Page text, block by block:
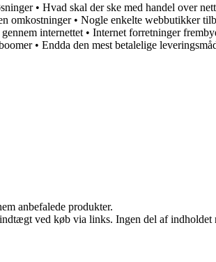
• Hvad skal der ske med handel over
omkostninger• Nogle enkelte webbutikker
internettet • Internet forretninger
• Endda den mest betalelige
anbefalede produkter.
ved køb via links. Ingen del af indholdet